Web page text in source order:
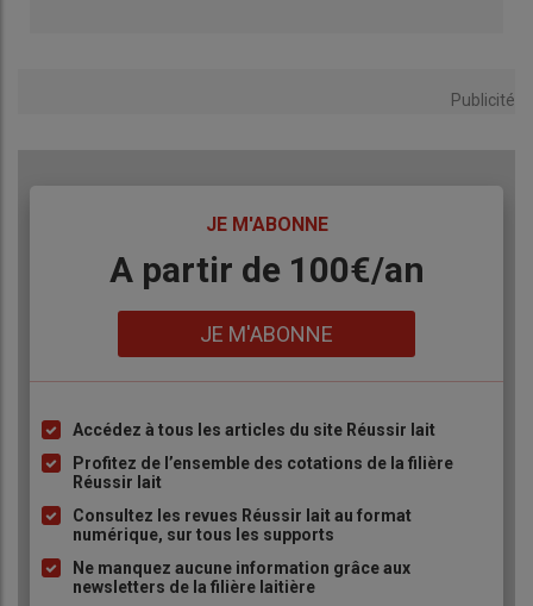
Publicité
JE M'ABONNE
BodyA partir de 100€/an
JE M'ABONNE
Liste
à
puce
Accédez à tous les articles du site Réussir lait
Profitez de l’ensemble des cotations de la filière
Réussir lait
Consultez les revues Réussir lait au format
numérique, sur tous les supports
Ne manquez aucune information grâce aux
newsletters de la filière laitière